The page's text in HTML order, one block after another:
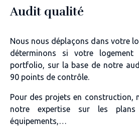
Audit qualité
Nous nous déplaçons dans votre
déterminons si votre
portfolio, sur la base de notre
90 points de contrôle.
Pour des projets en construction,
notre expertise sur les plans
équipements,…